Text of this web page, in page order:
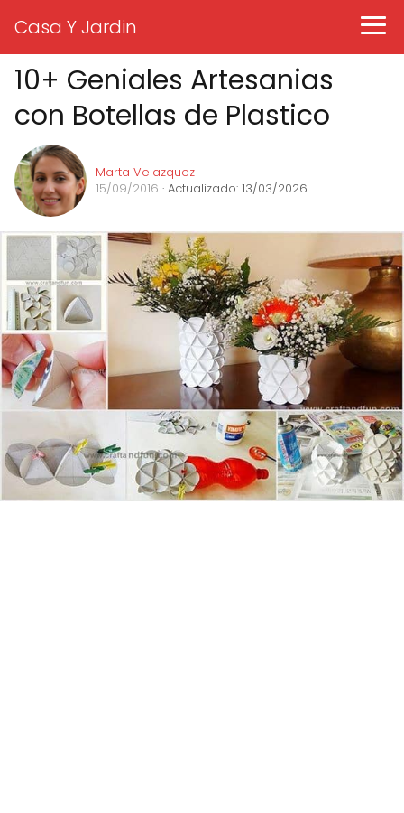
Casa Y Jardin
10+ Geniales Artesanias
con Botellas de Plastico
Marta Velazquez
15/09/2016 · Actualizado: 13/03/2026